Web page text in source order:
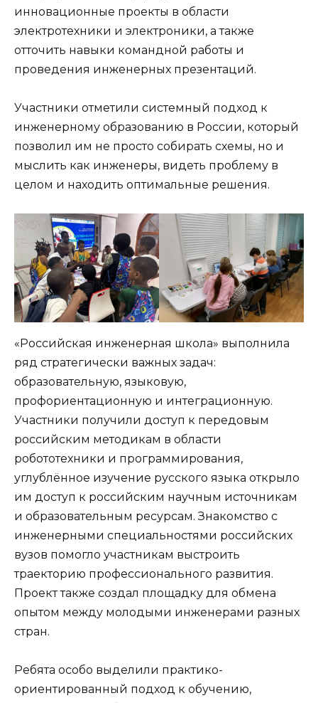
инновационные проекты в области
электротехники и электроники, а также
отточить навыки командной работы и
проведения инженерных презентаций.
Участники отметили системный подход к
инженерному образованию в России, который
позволил им не просто собирать схемы, но и
мыслить как инженеры, видеть проблему в
целом и находить оптимальные решения.
«Российская инженерная школа» выполнила
ряд стратегически важных задач:
образовательную, языковую,
профориентационную и интеграционную.
Участники получили доступ к передовым
российским методикам в области
робототехники и программирования,
углублённое изучение русского языка открыло
им доступ к российским научным источникам
и образовательным ресурсам. Знакомство с
инженерными специальностями российских
вузов помогло участникам выстроить
траекторию профессионального развития.
Проект также создал площадку для обмена
опытом между молодыми инженерами разных
стран.
Ребята особо выделили практико-
ориентированный подход к обучению,